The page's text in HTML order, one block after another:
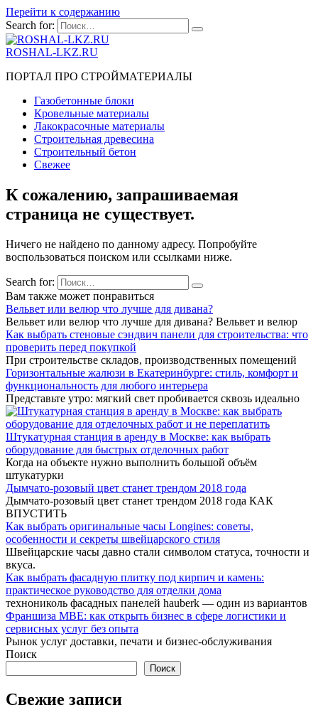
Перейти к содержанию
Search for:
ROSHAL-LKZ.RU
ПОРТАЛ ПРО СТРОЙМАТЕРИАЛЫ
Газобетонные блоки
Кровельные материалы
Лакокрасочные материалы
Строительная древесина
Строительный бетон
Свежее
К сожалению, запрашиваемая
страница не существует.
Ничего не найдено по данному адресу. Попробуйте
воспользоваться поиском или ссылками ниже.
Search for:
Вам также может понравиться
Вельвет или велюр что лучше для дивана?
Вельвет или велюр что лучше для дивана? Вельвет и велюр
Как выбрать стеновые сэндвич панели для строительства: что
проверить перед покупкой
При строительстве складов, производственных помещений
Горизонтальные жалюзи в Екатеринбурге: стиль, комфорт и
функциональность для любого интерьера
Представьте утро: мягкий свет пробивается сквозь идеально
Штукатурная станция в аренду в Москве: как выбрать
оборудование для быстрых отделочных работ
Когда на объекте нужно выполнить большой объём
штукатурки
Дымчато-розовый цвет станет трендом 2018 года
Дымчато-розовый цвет станет трендом 2018 года КАК
ВПУСТИТЬ
Как выбрать оригинальные часы Longines: советы,
особенности и секреты швейцарского стиля
Швейцарские часы давно стали символом статуса, точности и
вкуса.
Как выбрать фасадную плитку под кирпич и камень:
практическое руководство для отделки дома
технониколь фасадных панелей hauberk — один из вариантов
Франшиза MBE: как открыть бизнес в сфере логистики и
сервисных услуг без опыта
Рынок услуг доставки, печати и бизнес-обслуживания
Поиск
Поиск
Свежие записи